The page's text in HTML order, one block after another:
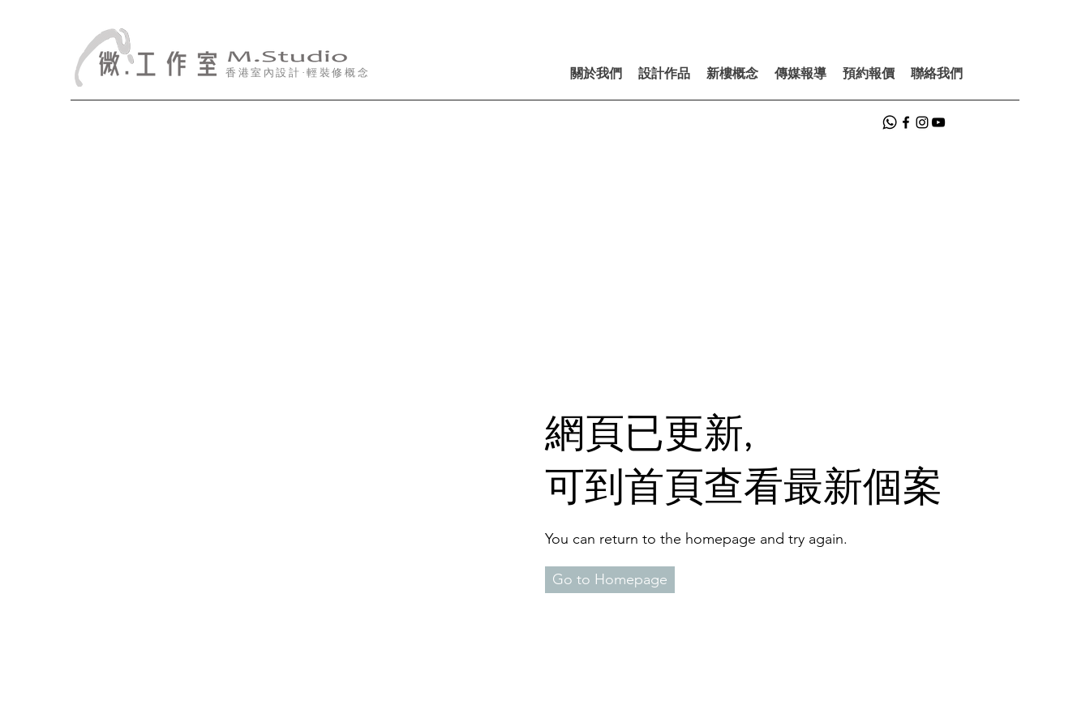
香港室內設計·輕裝修概念 關於我們 設計作品 新樓概念 傳媒報導 預約報價 聯絡我們
​網頁已更新,
可到首頁查看最新個案
You can return to the homepage and try again.
Go to Homepage